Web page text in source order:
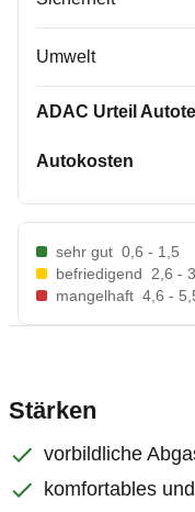
Umwelt
ADAC Urteil
Autokosten
sehr gut 0,6 - 1,5
befriedigend
2,6 -
mangelhaft 4,6 -
Stärken
vorbildliche
komfortables